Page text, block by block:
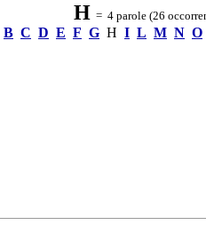
H= 4 parole (26
B C D E F G H I L M N O